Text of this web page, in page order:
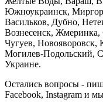
Южноукраинск,
Васильков, Дубно,
Вознесенск,
Чугуев, Новояворовск,
Могилев-Подольский,
Украине.
Остались вопросы -
Facebook, Instagram и